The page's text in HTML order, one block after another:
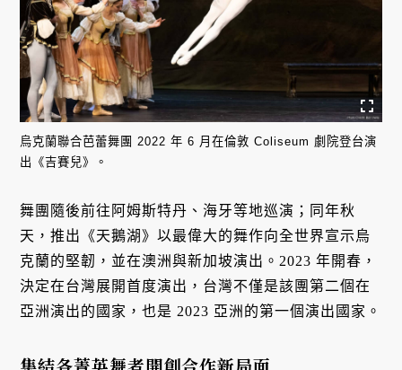
烏克蘭聯合芭蕾舞團 2022 年 6 月在倫敦 Coliseum 劇院登台演
出《吉賽兒》。
舞團隨後前往阿姆斯特丹、海牙等地巡演；同年秋
天，推出《天鵝湖》以最偉大的舞作向全世界宣示烏
克蘭的堅韌，並在澳洲與新加坡演出。2023 年開春，
決定在台灣展開首度演出，台灣不僅是該團第二個在
亞洲演出的國家，也是 2023 亞洲的第一個演出國家。
集結各菁英舞者開創合作新局面